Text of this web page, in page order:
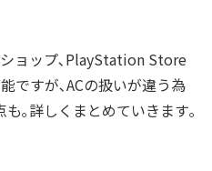
ョップ､PlayStation Store
ですが､ACの扱いが違う為
｡詳しくまとめていきます｡